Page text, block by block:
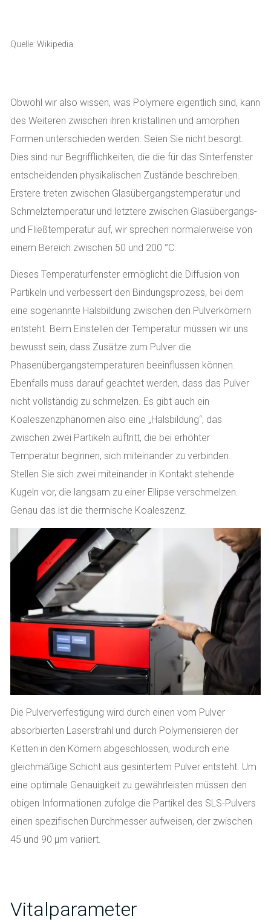
Quelle: Wikipedia
Obwohl wir also wissen, was Polymere eigentlich sind, kann
des Weiteren zwischen ihren kristallinen und amorphen
Formen unterschieden werden. Seien Sie nicht besorgt.
Dies sind nur Begrifflichkeiten, die die für das Sinterfenster
entscheidenden physikalischen Zustände beschreiben.
Erstere treten zwischen Glasübergangstemperatur und
Schmelztemperatur und letztere zwischen Glasübergangs-
und Fließtemperatur auf, wir sprechen normalerweise von
einem Bereich zwischen 50 und 200 °C.
Dieses Temperaturfenster ermöglicht die Diffusion von
Partikeln und verbessert den Bindungsprozess, bei dem
eine sogenannte Halsbildung zwischen den Pulverkörnern
entsteht. Beim Einstellen der Temperatur müssen wir uns
bewusst sein, dass Zusätze zum Pulver die
Phasenübergangstemperaturen beeinflussen können.
Ebenfalls muss darauf geachtet werden, dass das Pulver
nicht vollständig zu schmelzen. Es gibt auch ein
Koaleszenzphänomen also eine „Halsbildung“, das
zwischen zwei Partikeln auftritt, die bei erhöhter
Temperatur beginnen, sich miteinander zu verbinden.
Stellen Sie sich zwei miteinander in Kontakt stehende
Kugeln vor, die langsam zu einer Ellipse verschmelzen.
Genau das ist die thermische Koaleszenz.
Die Pulververfestigung wird durch einen vom Pulver
absorbierten Laserstrahl und durch Polymerisieren der
Ketten in den Körnern abgeschlossen, wodurch eine
gleichmäßige Schicht aus gesintertem Pulver entsteht. Um
eine optimale Genauigkeit zu gewährleisten müssen den
obigen Informationen zufolge die Partikel des SLS-Pulvers
einen spezifischen Durchmesser aufweisen, der zwischen
45 und 90 μm variiert.
Vitalparameter